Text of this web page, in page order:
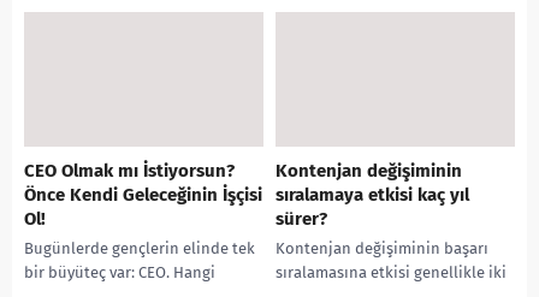
CEO Olmak mı İstiyorsun?
Önce Kendi Geleceğinin İşçisi
Ol!
Bugünlerde gençlerin elinde tek
bir büyüteç var: CEO. Hangi
Kontenjan değişiminin
sıralamaya etkisi kaç yıl
sürer?
Kontenjan değişiminin başarı
sıralamasına etkisi genellikle iki